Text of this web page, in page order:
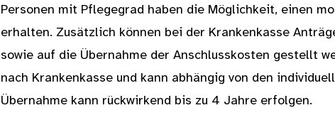
Personen mit Pflegegrad haben die Möglichkeit, einen
erhalten. Zusätzlich können bei der Krankenkasse
sowie auf die Übernahme der Anschlusskosten gestellt
nach Krankenkasse und kann abhängig von den
Übernahme kann rückwirkend bis zu 4 Jahre erfolgen.